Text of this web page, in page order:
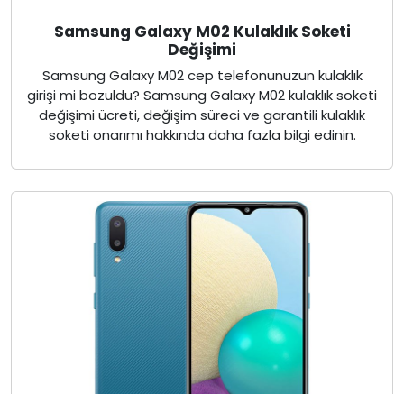
Samsung Galaxy M02 Kulaklık Soketi
Değişimi
Samsung Galaxy M02 cep telefonunuzun kulaklık
girişi mi bozuldu? Samsung Galaxy M02 kulaklık soketi
değişimi ücreti, değişim süreci ve garantili kulaklık
soketi onarımı hakkında daha fazla bilgi edinin.